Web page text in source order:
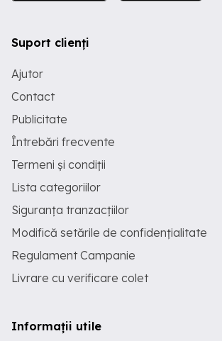
Suport clienți
Ajutor
Contact
Publicitate
Întrebări frecvente
Termeni și condiții
Lista categoriilor
Siguranța tranzacțiilor
Modifică setările de confidențialitate
Regulament Campanie
Livrare cu verificare colet
Informații utile